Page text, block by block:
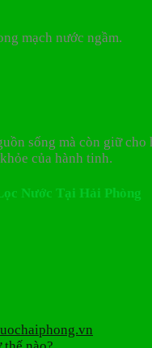
mạch nước ngầm.
sống mà còn giữ
của hành tinh.
Nước Tại Hải Phòng